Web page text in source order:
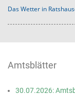
Das Wetter in
Amtsblätter
30.07.2026: